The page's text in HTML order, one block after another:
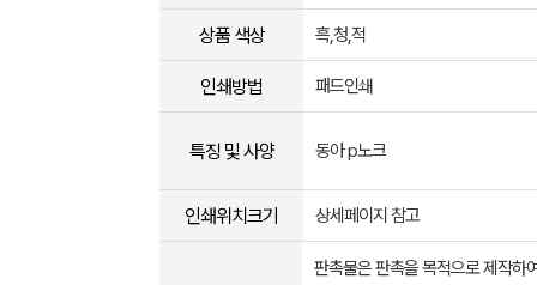
상품 색상 흑,청,적
인쇄방법 패드인쇄
특징 및 사양 동아 p노크
인쇄위치크기 상세페이지 참고
판촉물은 판촉을 목적으로 제작하